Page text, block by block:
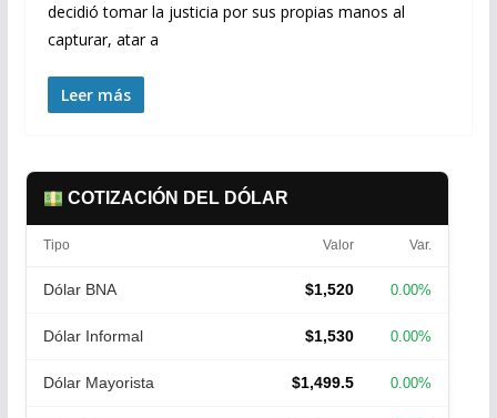
decidió tomar la justicia por sus propias manos al
capturar, atar a
Leer más
COTIZACIÓN DEL DÓLAR
Tipo Valor Var.
Dólar BNA $1,520 0.00%
Dólar Informal $1,530 0.00%
Dólar Mayorista $1,499.5 0.00%